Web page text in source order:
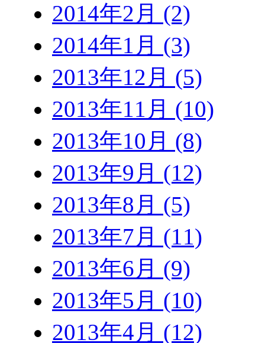
2014年2月 (2)
2014年1月 (3)
2013年12月 (5)
2013年11月 (10)
2013年10月 (8)
2013年9月 (12)
2013年8月 (5)
2013年7月 (11)
2013年6月 (9)
2013年5月 (10)
2013年4月 (12)